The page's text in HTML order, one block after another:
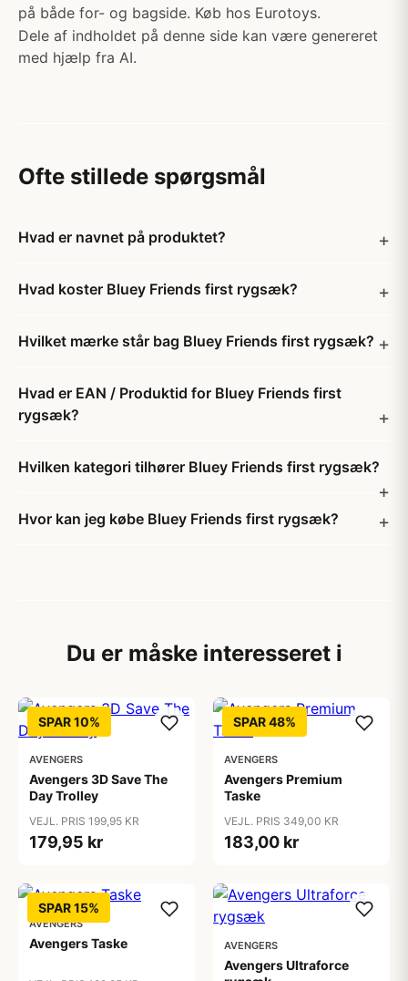
på både for- og bagside. Køb hos Eurotoys.
Dele af indholdet på denne side kan være genereret
med hjælp fra AI.
Ofte stillede spørgsmål
Hvad er navnet på produktet?
Hvad koster Bluey Friends first rygsæk?
Hvilket mærke står bag Bluey Friends first rygsæk?
Hvad er EAN / Produktid for Bluey Friends first
rygsæk?
Hvilken kategori tilhører Bluey Friends first rygsæk?
Hvor kan jeg købe Bluey Friends first rygsæk?
Du er måske interesseret i
SPAR 10%
AVENGERS
Avengers 3D Save The
Day Trolley
VEJL. PRIS 199,95 KR
179,95 kr
SPAR 48%
AVENGERS
Avengers Premium
Taske
VEJL. PRIS 349,00 KR
183,00 kr
SPAR 15%
AVENGERS
Avengers Taske AVENGERS
Avengers Ultraforce